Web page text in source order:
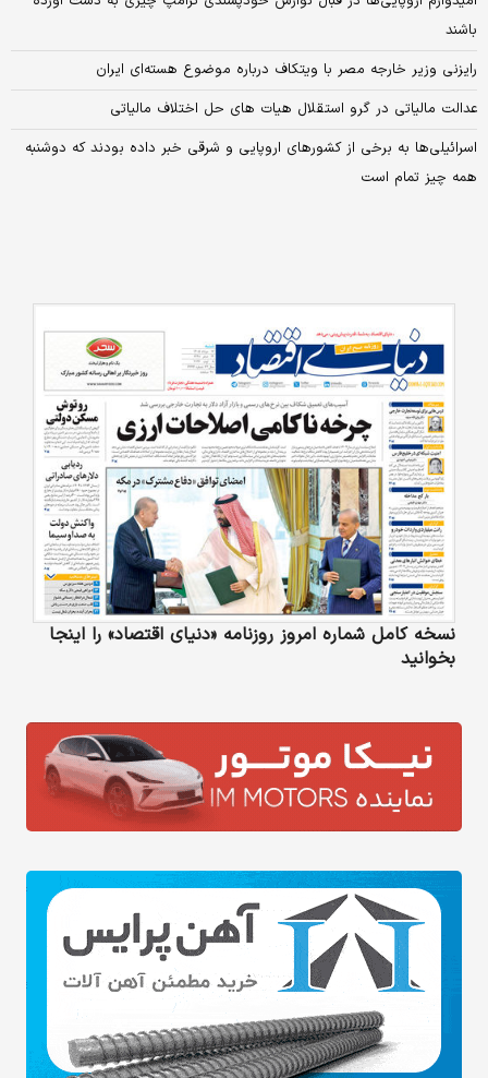
باشند
رایزنی وزیر خارجه مصر با ویتکاف درباره موضوع هسته‌ای ایران
عدالت مالیاتی در گرو استقلال هیات های حل اختلاف مالیاتی
اسرائیلی‌ها به برخی از کشور‌های اروپایی و شرقی خبر داده بودند که دوشنبه
همه چیز تمام است
نسخه کامل شماره امروز روزنامه «دنیای‌ اقتصاد» را اینجا
بخوانید